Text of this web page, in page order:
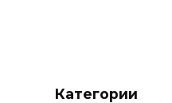
Категории